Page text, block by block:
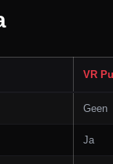
VR
Geen
Ja